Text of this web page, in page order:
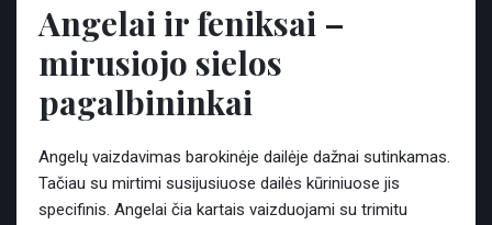
Angelai ir feniksai –
mirusiojo sielos
pagalbininkai
Angelų vaizdavimas barokinėje dailėje dažnai sutinkamas.
Tačiau su mirtimi susijusiuose dailės kūriniuose jis
specifinis. Angelai čia kartais vaizduojami su trimitu